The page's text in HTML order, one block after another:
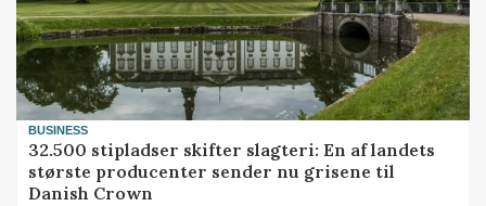
BUSINESS
32.500 stipladser skifter slagteri: En af landets
største producenter sender nu grisene til
Danish Crown